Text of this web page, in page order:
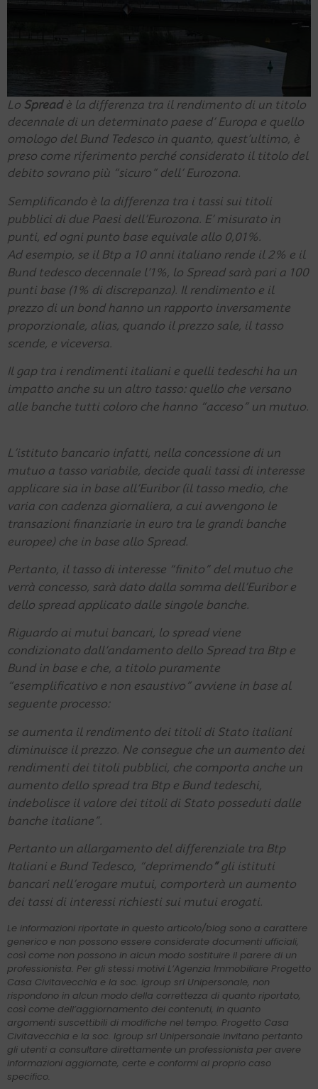
Lo Spreadè la differenza tra il rendimento di un titolo
decennale di un determinato paese d’ Europa e quello
omologo del Bund Tedesco in quanto, quest’ultimo, è
preso come riferimento perché considerato il titolo del
debito sovrano più “sicuro” dell’ Eurozona.
Semplificando è la differenza tra i tassi sui titoli
pubblici di due Paesi dell’Eurozona. E’ misurato in
punti, ed ogni punto base equivale allo 0,01%.
Ad esempio, se il Btp a 10 anni italiano rende il 2% e il
Bund tedesco decennale l’1%, lo Spread sarà pari a 100
punti base (1% di discrepanza). Il rendimento e il
prezzo di un bond hanno un rapporto inversamente
proporzionale, alias, quando il prezzo sale, il tasso
scende, e viceversa.
Il gap tra i rendimenti italiani e quelli tedeschi ha un
impatto anche su un altro tasso: quello che versano
alle banche tutti coloro che hanno “acceso” un mutuo.
L’istituto bancario infatti, nella concessione di un
mutuo a tasso variabile, decide quali tassi di interesse
applicare sia in base all’Euribor (il tasso medio, che
varia con cadenza giornaliera, a cui avvengono le
transazioni finanziarie in euro tra le grandi banche
europee) che in base allo Spread.
Pertanto, il tasso di interesse “finito” del mutuo che
verrà concesso, sarà dato dalla somma dell’Euribor e
dello spread applicato dalle singole banche.
Riguardo ai mutui bancari, lo spread viene
condizionato dall’andamento dello Spread tra Btp e
Bund in base e che, a titolo puramente
“esemplificativo e non esaustivo” avviene in base al
seguente processo:
se aumenta il rendimento dei titoli di Stato italiani
diminuisce il prezzo. Ne consegue che un aumento dei
rendimenti dei titoli pubblici, che comporta anche un
aumento dello spread tra Btp e Bund tedeschi,
indebolisce il valore dei titoli di Stato posseduti dalle
banche italiane”.
Pertanto un allargamento del differenziale tra Btp
Italiani e Bund Tedesco, “deprimendo ” gli istituti
bancari nell’erogare mutui, comporterà un aumento
dei tassi di interessi richiesti sui mutui erogati.
Le informazioni riportate in questo articolo/blog sono a carattere
generico e non possono essere considerate documenti ufficiali,
così come non possono in alcun modo sostituire il parere di un
professionista. Per gli stessi motivi L’Agenzia Immobiliare Progetto
Casa Civitavecchia e la soc. Igroup srl Unipersonale, non
rispondono in alcun modo della correttezza di quanto riportato,
così come dell’aggiornamento dei contenuti, in quanto
argomenti suscettibili di modifiche nel tempo. Progetto Casa
Civitavecchia e la soc. Igroup srl Unipersonale invitano pertanto
gli utenti a consultare direttamente un professionista per avere
informazioni aggiornate, certe e conformi al proprio caso
specifico.